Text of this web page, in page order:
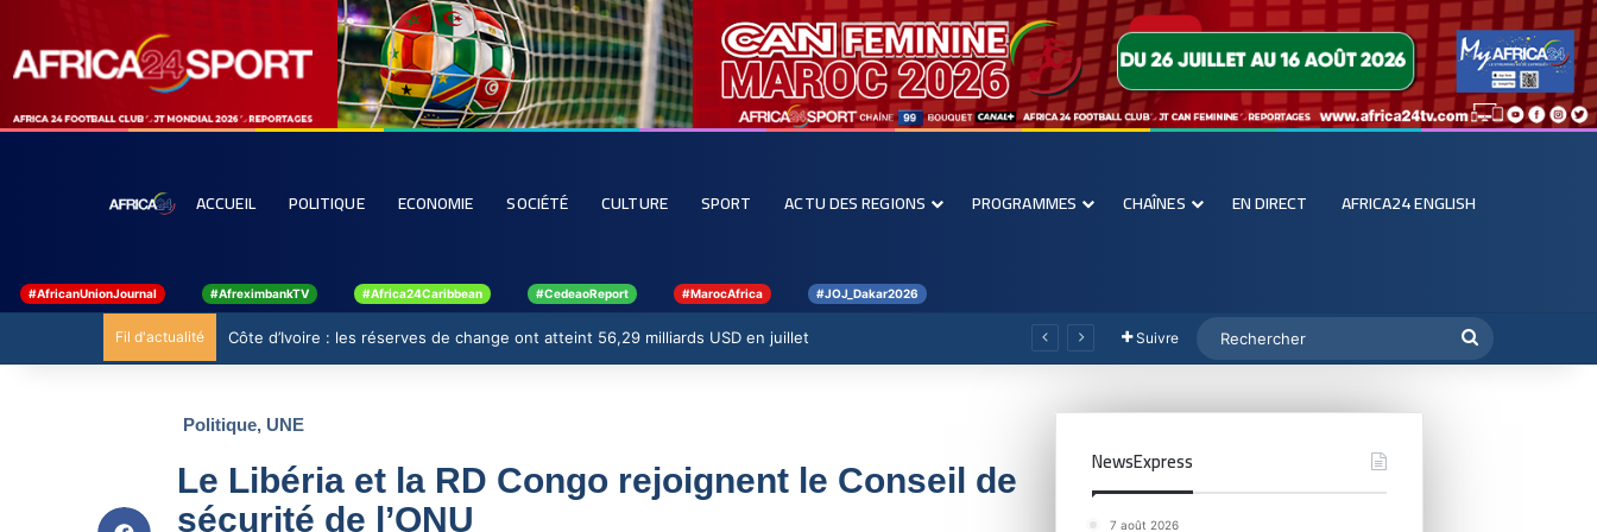
ACCUEIL POLITIQUE ECONOMIE SOCIÉTÉ CULTURE SPORT ACTU DES REGIONS PROGRAMMES CHAÎNES EN DIRECT AFRICA24 ENGLISH
#AfricanUnionJournal #AfreximbankTV #Africa24Caribbean #CedeaoReport #MarocAfrica #JOJ_Dakar2026
Fil d'actualité Côte d’Ivoire : les réserves de change ont atteint 56,29 milliards USD en juillet Suivre
Politique, UNE
Le Libéria et la RD Congo rejoignent le Conseil de
sécurité de l’ONU
NewsExpress
7 août 2026